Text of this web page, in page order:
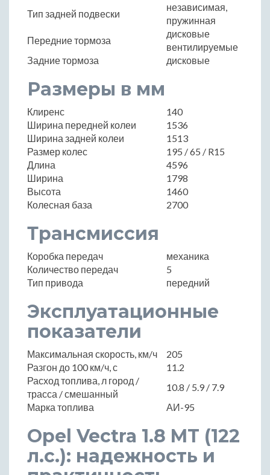
Тип задней подвески
независимая,
пружинная
Передние тормоза
дисковые
вентилируемые
Задние тормоза
дисковые
Размеры в мм
Клиренс
140
Ширина передней колеи
1536
Ширина задней колеи
1513
Размер колес
195 / 65 / R15
Длина
4596
Ширина
1798
Высота
1460
Колесная база
2700
Трансмиссия
Коробка передач
механика
Количество передач
5
Тип привода
передний
Эксплуатационные
показатели
Максимальная скорость, км/ч
205
Разгон до 100 км/ч, с
11.2
Расход топлива, л город /
трасса / смешанный
10.8 / 5.9 / 7.9
Марка топлива
АИ-95
Opel Vectra 1.8 MT (122
л.с.): надежность и